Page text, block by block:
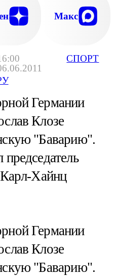
СПОРТ
(ФОТО - ЕРА),
Макс
Германии
Клозе
"Баварию".
Хайнц
Германии
Клозе
"Баварию".